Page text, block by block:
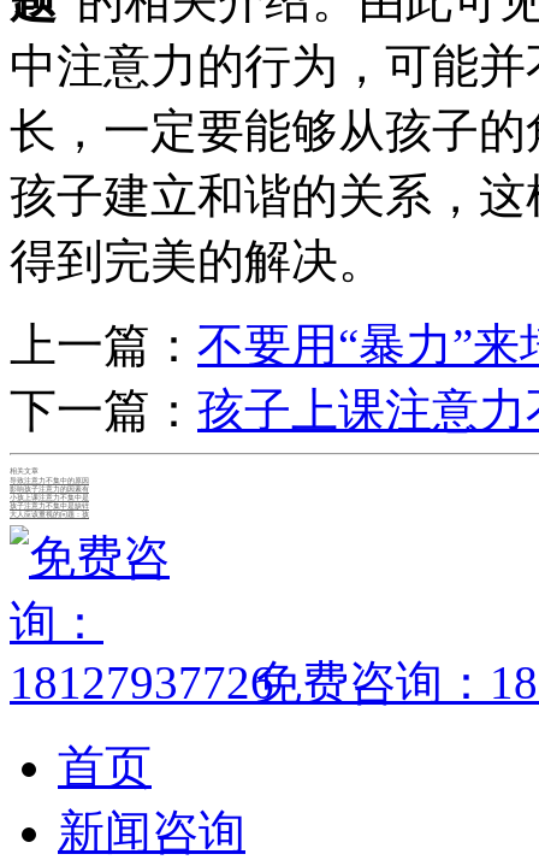
中注意力的行为，可能
长，一定要能够从孩子
孩子建立和谐的关系，
得到完美的解决。
上一篇： 不要用“暴力”
下一篇： 孩子上课注意
相关文章
导致注意力不集中的原因
影响孩子注意力的因素有
小孩上课注意力不集中是
孩子注意力不集中是缺锌
大人应该重视的问题：孩
免费咨询：
首页
新闻咨询